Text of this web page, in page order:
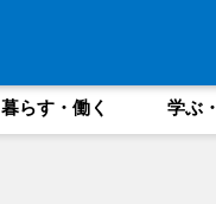
暮らす・働く 学ぶ